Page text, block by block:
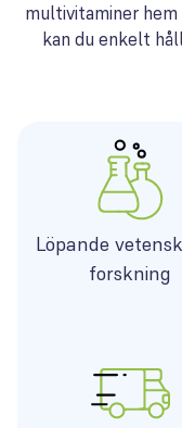
multivitaminer hem
kan du enkelt
Löpande
forskning